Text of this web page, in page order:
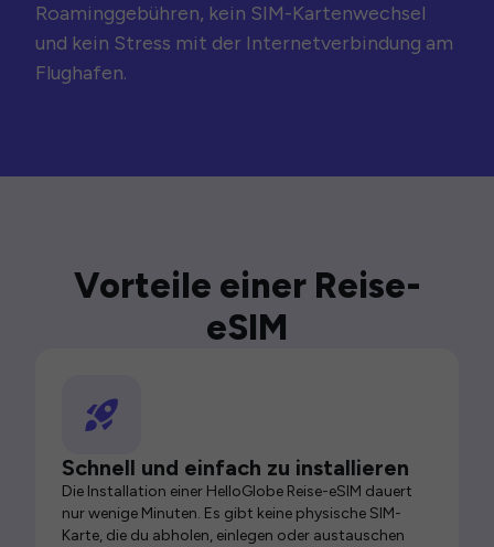
Roaminggebühren, kein SIM-Kartenwechsel
und kein Stress mit der Internetverbindung am
Flughafen.
Vorteile einer Reise-
eSIM
Schnell und einfach zu installieren
Die Installation einer HelloGlobe Reise-eSIM dauert
nur wenige Minuten. Es gibt keine physische SIM-
Karte, die du abholen, einlegen oder austauschen